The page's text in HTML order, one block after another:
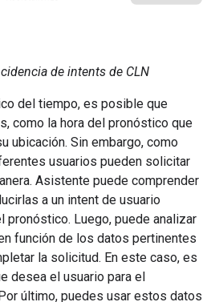
de intents de CLN
del tiempo, es posible que
como la hora del pronóstico que
ubicación. Sin embargo, como
usuarios pueden solicitar
Asistente puede comprender
a un intent de usuario
pronóstico. Luego, puede analizar
función de los datos pertinentes
la solicitud. En este caso, es
desea el usuario para el
último, puedes usar estos datos